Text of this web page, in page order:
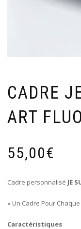
CADRE
ART
55,00€
Cadre personnalisé JE
« Un Cadre Pour
Caractéristiques